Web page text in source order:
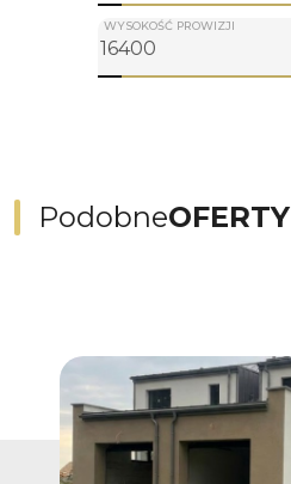
WYSOKOŚĆ PROWIZJI
PodobneOFERTY
Dodaj do ulubionych